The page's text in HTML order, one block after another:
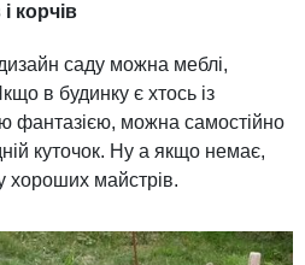
корчів
саду можна меблі,
в будинку є хтось із
фантазією, можна самостійно
куточок. Ну а якщо немає,
хороших майстрів.